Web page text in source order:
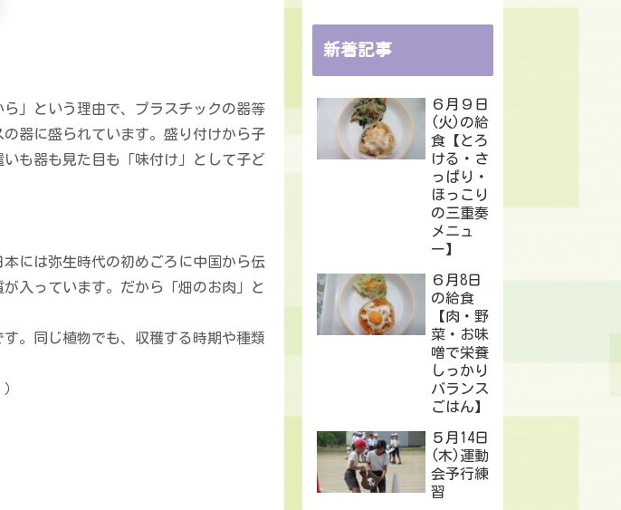
」という理由で、プラスチックの器等
器に盛られています。盛り付けから子
も器も見た目も「味付け」として子ど
には弥生時代の初めごろに中国から伝
入っています。だから「畑のお肉」と
。同じ植物でも、収穫する時期や種類
新着記事
６月９日
(火)の給
食【とろ
ける・さ
っぱり・
ほっこり
の三重奏
メニュ
ー】
６月8日
の給食
【肉・野
菜・お味
噌で栄養
しっかり
バランス
ごはん】
５月14日
(木)運動
会予行練
習